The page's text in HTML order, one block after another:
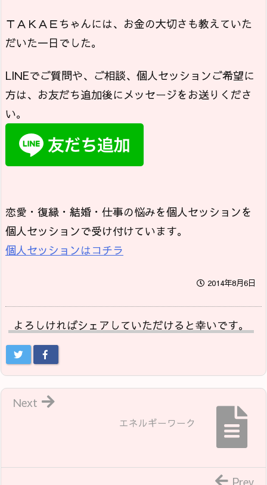
ＴＡＫＡＥちゃんには、お金の大切さも教えていた
だいた一日でした。
LINEでご質問や、ご相談、個人セッションご希望に
方は、お友だち追加後にメッセージをお送りくださ
い。
恋愛・復縁・結婚・仕事の悩みを個人セッションを
個人セッションで受け付けています。
個人セッションはコチラ
2014年8月6日
よろしければシェアしていただけると幸いです。
エネルギーワーク
Next
Prev